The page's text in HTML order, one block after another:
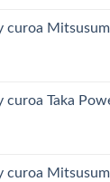
curoa
curoa Taka
curoa